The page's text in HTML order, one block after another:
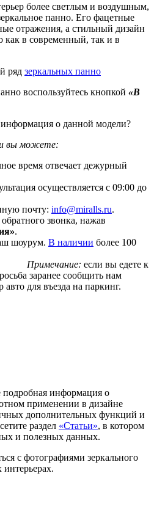
более светлым и воздушным,
панно. Его фацетные
отражения, а стильный дизайн
как в современный, так и в
ряд зеркальных панно
воспользуйтесь кнопкой «В
информация о данной модели?
вы можете:
время отвечает дежурный
осуществляется с 09:00 до
почту: info@miralls.ru.
звонка, нажав
.
шоурум. В наличии более 100
зеркал.
Примечание: если вы едете к
заранее сообщить нам
для въезда на паркинг.
подробная информация о
применении в дизайне
дополнительных функций и
раздел «Статьи», в котором
и полезных данных.
с фотографиями зеркального